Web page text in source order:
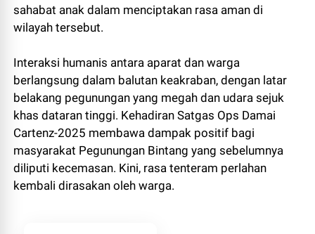
sahabat anak dalam menciptakan rasa aman di
wilayah tersebut.
Interaksi humanis antara aparat dan warga
berlangsung dalam balutan keakraban, dengan latar
belakang pegunungan yang megah dan udara sejuk
khas dataran tinggi. Kehadiran Satgas Ops Damai
Cartenz-2025 membawa dampak positif bagi
masyarakat Pegunungan Bintang yang sebelumnya
diliputi kecemasan. Kini, rasa tenteram perlahan
kembali dirasakan oleh warga.